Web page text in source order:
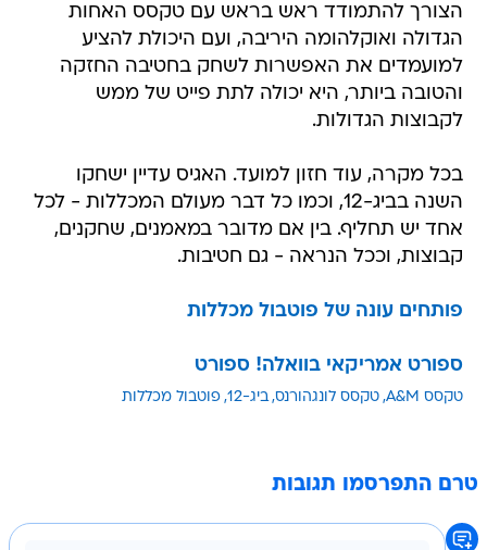
הצורך להתמודד ראש בראש עם טקסס האחות
הגדולה ואוקלהומה היריבה, ועם היכולת להציע
למועמדים את האפשרות לשחק בחטיבה החזקה
והטובה ביותר, היא יכולה לתת פייט של ממש
לקבוצות הגדולות.
בכל מקרה, עוד חזון למועד. האגיס עדיין ישחקו
השנה בביג-12, וכמו כל דבר מעולם המכללות - לכל
אחד יש תחליף. בין אם מדובר במאמנים, שחקנים,
קבוצות, וככל הנראה - גם חטיבות.
פותחים עונה של פוטבול מכללות
ספורט אמריקאי בוואלה! ספורט
טקסס A&M טקסס לונגהורנס ביג-12 פוטבול מכללות
טרם התפרסמו תגובות